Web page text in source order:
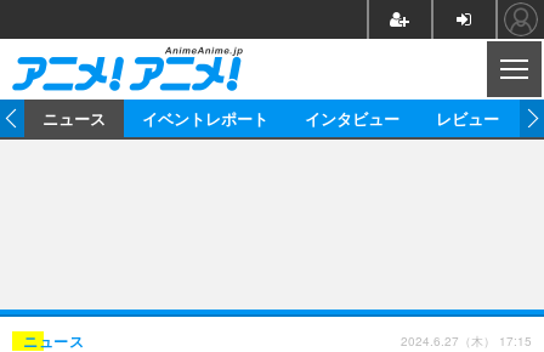
ニュース イベントレポート インタビュー レビュー
ニュース 2024.6.27（木） 17:15